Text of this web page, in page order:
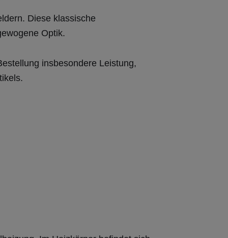
Diese klassische
Optik.
insbesondere Leistung,